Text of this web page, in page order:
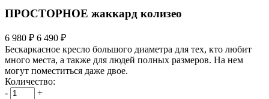
ПРОСТОРНОЕ жаккард колизео
6 980 ₽ 6 490 ₽
Бескаркасное кресло большого диаметра для тех, кто любит
много места, а также для людей полных размеров. На нем
могут поместиться даже двое.
Количество:
-
+